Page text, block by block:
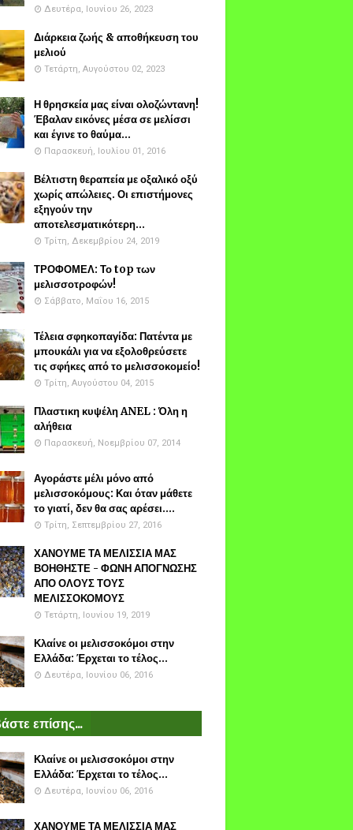
Δευτέρα, Ιουνίου 26, 2023
Διάρκεια ζωής & αποθήκευση του
μελιού
Τετάρτη, Αυγούστου 02, 2023
Η θρησκεία μας είναι ολοζώντανη!
Έβαλαν εικόνες μέσα σε μελίσσι
και έγινε το θαύμα...
Παρασκευή, Ιουλίου 01, 2016
Βέλτιστη θεραπεία με οξαλικό οξύ
χωρίς απώλειες. Οι επιστήμονες
εξηγούν την
αποτελεσματικότερη...
Τρίτη, Δεκεμβρίου 24, 2019
ΤΡΟΦΟΜΕΛ: Το top των
μελισσοτροφών!
Σάββατο, Μαΐου 16, 2015
Τέλεια σφηκοπαγίδα: Πατέντα με
μπουκάλι για να εξολοθρεύσετε
τις σφήκες από το μελισσοκομείο!
Τρίτη, Αυγούστου 04, 2015
Πλαστικη κυψέλη ANEL : Όλη η
αλήθεια
Παρασκευή, Νοεμβρίου 07, 2014
Αγοράστε μέλι μόνο από
μελισσοκόμους: Και όταν μάθετε
το γιατί, δεν θα σας αρέσει....
Τρίτη, Σεπτεμβρίου 27, 2016
ΧΑΝΟΥΜΕ ΤΑ ΜΕΛΙΣΣΙΑ ΜΑΣ
ΒΟΗΘΗΣΤΕ - ΦΩΝΗ ΑΠΟΓΝΩΣΗΣ
ΑΠΟ ΟΛΟΥΣ ΤΟΥΣ
ΜΕΛΙΣΣΟΚΟΜΟΥΣ
Τετάρτη, Ιουνίου 19, 2019
Κλαίνε οι μελισσοκόμοι στην
Ελλάδα: Έρχεται το τέλος...
Δευτέρα, Ιουνίου 06, 2016
επίσης...
Κλαίνε οι μελισσοκόμοι στην
Ελλάδα: Έρχεται το τέλος...
Δευτέρα, Ιουνίου 06, 2016
ΧΑΝΟΥΜΕ ΤΑ ΜΕΛΙΣΣΙΑ ΜΑΣ